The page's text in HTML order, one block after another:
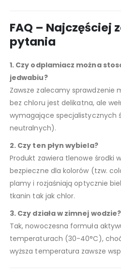
FAQ – Najczęściej
pytania
1. Czy odplamiacz można
jedwabiu?
Zawsze zalecamy sprawdzenie
bez chloru jest delikatna, ale
wymagające specjalistycznych
neutralnych).
2. Czy ten płyn wybiela?
Produkt zawiera tlenowe środki
bezpieczne dla kolorów (tzw.
plamy i rozjaśniają optycznie
tkanin tak jak chlor.
3. Czy działa w zimnej wodzie?
Tak, nowoczesna formuła
temperaturach (30-40°C),
wyższa temperatura zawsze